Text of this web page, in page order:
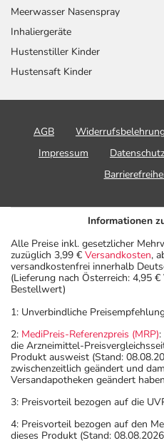
Meerwasser Nasenspray
Inhaliergeräte
Hustenstiller Kinder
Hustensaft Kinder
AGB
Impressum
Datenschutz
Informationen
Alle Preise inkl. gesetzlicher
zuzüglich 3,99 € Versandkosten,
versandkostenfrei innerhalb
(Lieferung nach Österreich: 4,95
Bestellwert)
1: Unverbindliche
2: MediPreis-Referenzpreis (MRP)
die Arzneimittel-
Produkt ausweist (Stand:
zwischenzeitlich geändert und
Versandapotheken geändert
3: Preisvorteil bezogen auf die
4: Preisvorteil bezogen auf den
dieses Produkt (Stand: